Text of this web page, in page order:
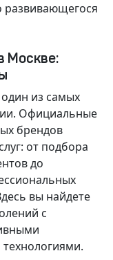
развивающегося
Москве:
из самых
Официальные
брендов
от подбора
до
вы найдете
с